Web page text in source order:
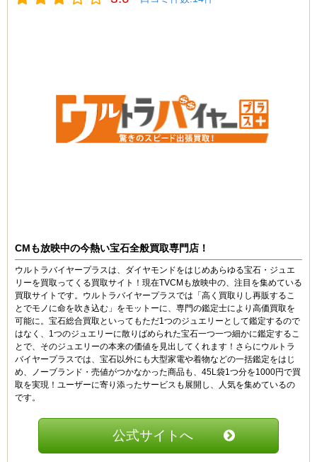
額が伸びなくて少し残念でしたが、買い叩かれる訳では
ったんですが、査定額は普通でした。連絡や入金が速か
ったのは良かったですね。
まっすー (20代)
3.5
店員さんの対応が良い。でも買取額は普通。信頼できる
という点ではいいかも。
RISA (20代)
3.5
ちょっと買取金額が低いかなと感じましたが、丁寧な対
応だったし、付属品がなくても値段をつけてもらえたの
でよかったです。あとは買取額だけあがればなぁ～
やまと (30代)
3
CMも放映中の今熱い宝石全般買取専門店！
ウルトラバイヤープラスは、ダイヤモンドをはじめあらゆる宝石・ジュエ
リーを買取ってくる買取サイト！現在TVCMも放映中の、注目を集めている
買取サイトです。ウルトラバイヤープラスでは「高く買取りし再販するこ
とでモノに命を吹き込む」をモットーに、専門の鑑定士により高価買取を
可能に。宝石総合買取といってもただ1つのジュエリーとして鑑定するので
はなく、1つのジュエリーに散りばめられた宝石一つ一つ細かに鑑定するこ
とで、そのジュエリーの本来の価値を見出してくれます！さらにウルトラ
バイヤープラスでは、宝石以外にも大型家電や着物などの一括鑑定をはじ
め、ノーブランド・売値がつかなかった商品も、45L袋1つ分を1000円で買
取を実現！ユーザーに寄り添ったサービスも展開し、人気を集めているの
です。
公式サイトへ